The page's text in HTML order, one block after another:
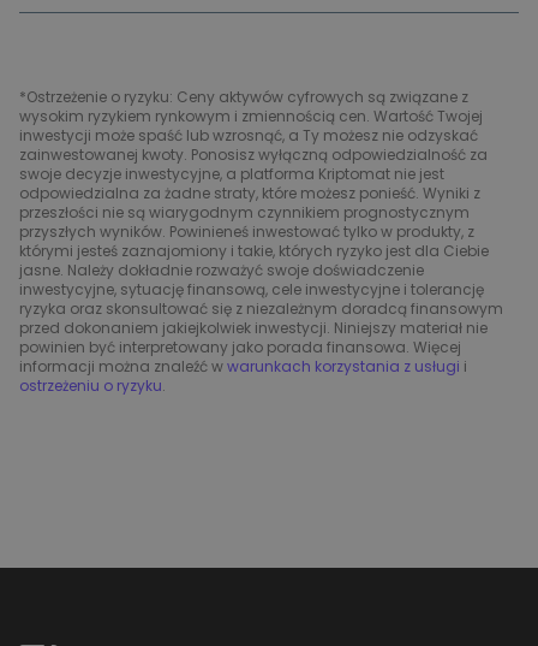
*Ostrzeżenie o ryzyku: Ceny aktywów cyfrowych są związane z
wysokim ryzykiem rynkowym i zmiennością cen. Wartość Twojej
inwestycji może spaść lub wzrosnąć, a Ty możesz nie odzyskać
zainwestowanej kwoty. Ponosisz wyłączną odpowiedzialność za
swoje decyzje inwestycyjne, a platforma Kriptomat nie jest
odpowiedzialna za żadne straty, które możesz ponieść. Wyniki z
przeszłości nie są wiarygodnym czynnikiem prognostycznym
przyszłych wyników. Powinieneś inwestować tylko w produkty, z
którymi jesteś zaznajomiony i takie, których ryzyko jest dla Ciebie
jasne. Należy dokładnie rozważyć swoje doświadczenie
inwestycyjne, sytuację finansową, cele inwestycyjne i tolerancję
ryzyka oraz skonsultować się z niezależnym doradcą finansowym
przed dokonaniem jakiejkolwiek inwestycji. Niniejszy materiał nie
powinien być interpretowany jako porada finansowa. Więcej
informacji można znaleźć wwarunkach korzystania z usługi i
ostrzeżeniu o ryzyku.